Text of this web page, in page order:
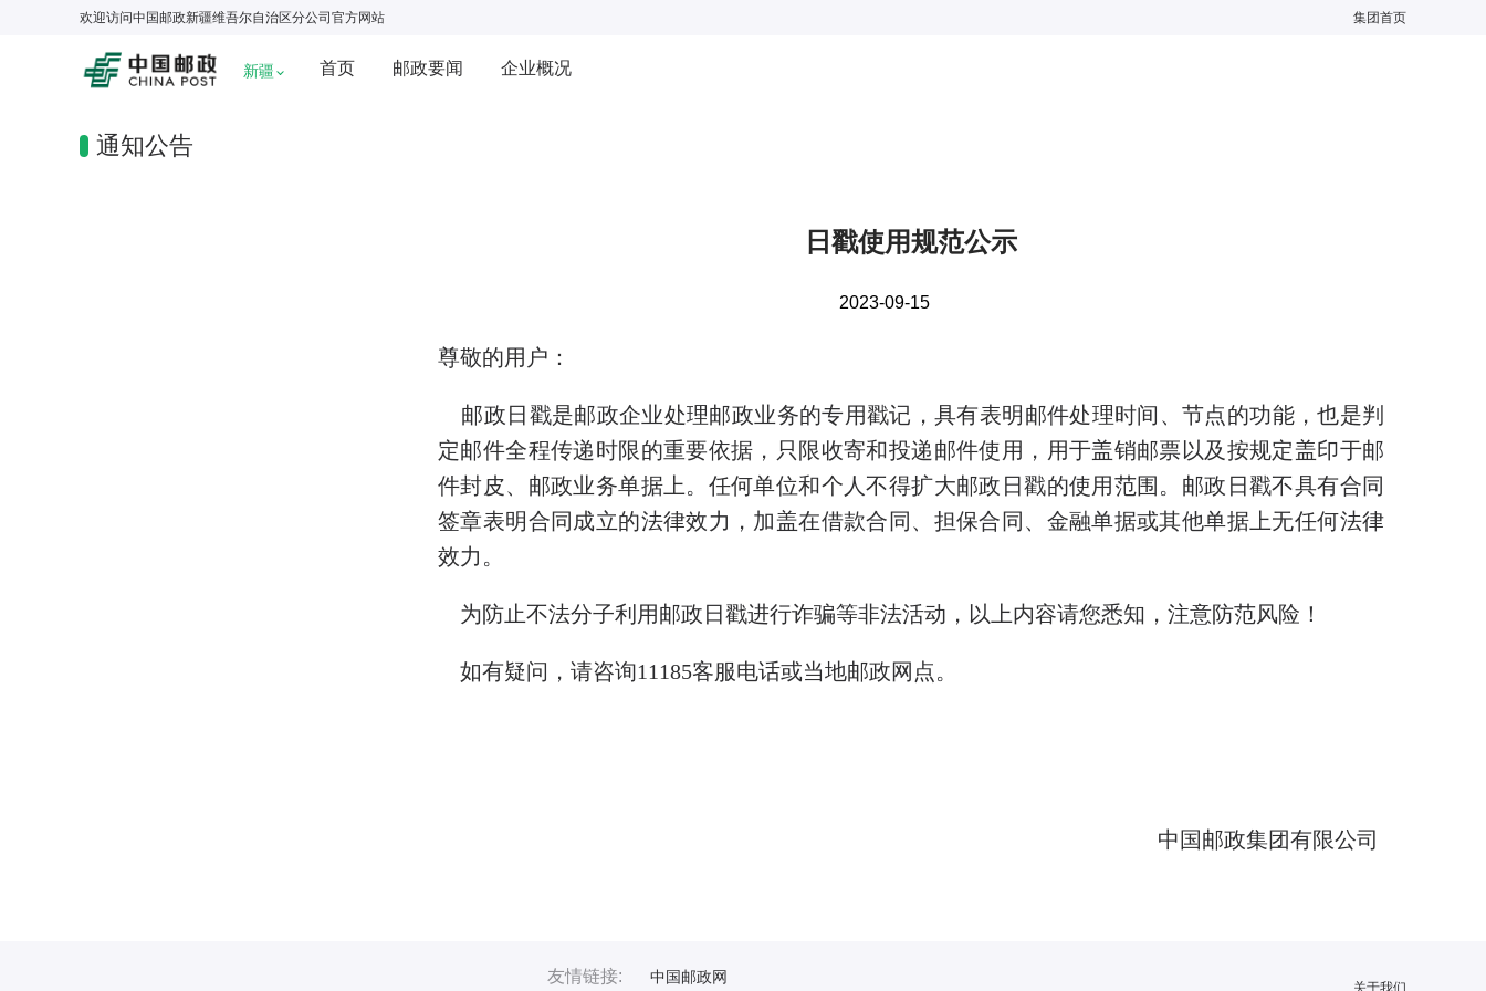
欢迎访问中国邮政新疆维吾尔自治区分公司 官方网站 集团首页
新疆 首页 邮政要闻 企业概况
通知公告
日戳使用规范公示
2023-09-15
尊敬的用户：
邮政日戳是邮政企业处理邮政业务的专用戳记，具有表明邮件处理时间、节点的功能，也是判
定邮件全程传递时限的重要依据，只限收寄和投递邮件使用，用于盖销邮票以及按规定盖印于邮
件封皮、邮政业务单据上。任何单位和个人不得扩大邮政日戳的使用范围。邮政日戳不具有合同
签章表明合同成立的法律效力，加盖在借款合同、担保合同、金融单据或其他单据上无任何法律
效力。
为防止不法分子利用邮政日戳进行诈骗等非法活动，以上内容请您悉知，注意防范风险！
如有疑问，请咨询11185客服电话或当地邮政网点。
中国邮政集团有限公司
友情链接: 中国邮政网
关于我们